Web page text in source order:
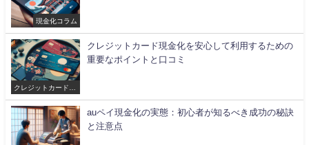
現金化コラム
クレジットカード現
金化
クレジットカード現金化を安心して利用するための
重要なポイントと口コミ
auペイ現金化の実態：初心者が知るべき成功の秘訣
と注意点